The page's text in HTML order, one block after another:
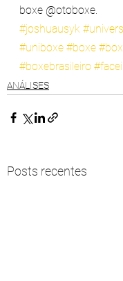
boxe @otoboxe.
#joshuausyk
#uniboxe #boxe
#boxebrasileiro #facei
ANÁLISES
Posts recentes